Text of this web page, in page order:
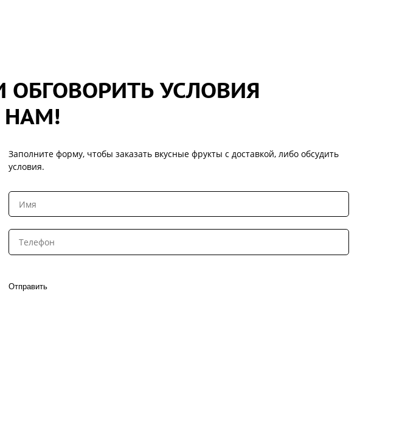
УСЛОВИЯ
НАМ!
Заполните форму, чтобы заказать вкусные фрукты с доставкой, либо обсудить
условия.
Отправить